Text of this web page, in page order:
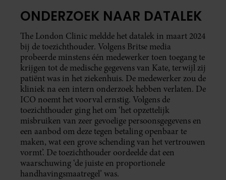
ONDERZOEK NAAR DATALEK
The London Clinic meldde het datalek in maart 2024
bij de toezichthouder. Volgens Britse media
probeerde minstens één medewerker toen toegang te
krijgen tot de medische gegevens van Kate, terwijl zij
patiënt was in het ziekenhuis. De medewerker zou de
kliniek na een intern onderzoek hebben verlaten. De
ICO noemt het voorval ernstig. Volgens de
toezichthouder ging het om ‘het opzettelijk
misbruiken van zeer gevoelige persoonsgegevens en
een aanbod om deze tegen betaling openbaar te
maken, wat een grove schending van het vertrouwen
vormt’. De toezichthouder oordeelde dat een
waarschuwing ‘de juiste en proportionele
handhavingsmaatregel’ was.